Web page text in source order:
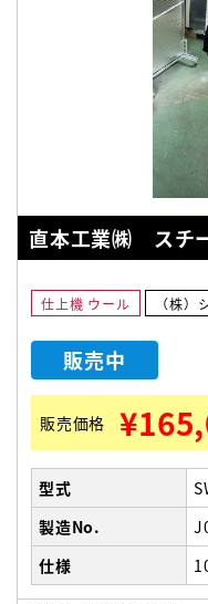
直本工業㈱ スチ
仕上機 ウール （株）
販売中
販売価格
型式
製造No.
仕様